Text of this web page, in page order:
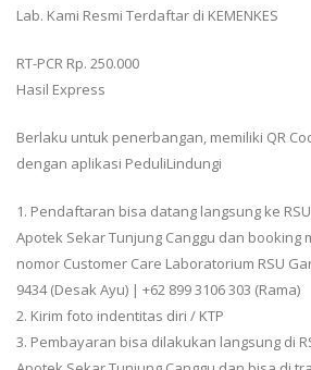
Lab. Kami Resmi Terdaftar di KEMENKES
RT-PCR Rp. 250.000
Hasil Express
Berlaku untuk penerbangan, memiliki QR
dengan aplikasi PeduliLindungi
1. Pendaftaran bisa datang langsung ke
Apotek Sekar Tunjung Canggu dan booking
nomor Customer Care Laboratorium RSU
9434 (Desak Ayu) | +62 899 3106 303 (Rama)
2. Kirim foto indentitas diri / KTP
3. Pembayaran bisa dilakukan langsung di